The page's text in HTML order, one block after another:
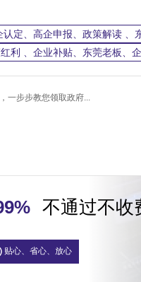
定、高企申报、政策解读
利 、企业补贴、东莞老板、
一步步教您领取政府...
不通过不收
贴心、省心、放心